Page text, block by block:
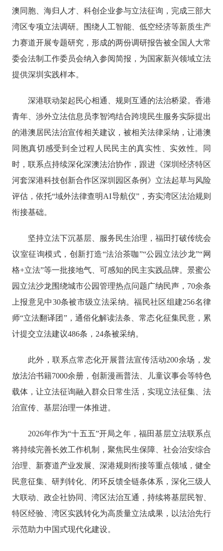
澳同胞、海归人才、科创企业参与立法征询，完成三部大
湾区专项立法调研。围绕人工智能、低空经济等新质生产
力赛道开展专题研究，形成的两份调研报告被全国人大常
委会法制工作委员会纳入参阅简报，为国家新兴领域立法
提供深圳实践样本。
深港联动架起民心相通、规则互通的法治桥梁。香港
青年、涉外立法信息员李智鸿结合跨境民生服务实际提出
的港澳居民法治宣传相关建议，被相关法律采纳，让港澳
同胞真切感受到全过程人民民主的真实性、实效性。同
时，联系点持续深化深澳法治协作，跟进《深圳经济特区
河套深港科技创新合作区深圳园区条例》立法起草与风险
评估，依托“域外法律查明AI导航仪”，夯实湾区法治规则
衔接基础。
坚持立法下沉基层、服务民生治理，福田打破传统会
议室征询模式，创新打造“法治茶咖”“公园立法沙龙”“网
格+立法”等一批接地气、可感知的民主实践品牌。景蜜公
园立法沙龙围绕城市公园管理热点问题广纳民声，70余条
上报意见中30条被市级立法采纳。福民社区组建256名律
师“立法翻译团”，通俗化解读法条、常态化征集民意，累
计提交立法建议486条，24条被采纳。
此外，联系点常态化开展普法宣传活动200余场，发
放法治书籍7000余册，创新漫画普法、儿童议事会等特色
载体，让立法征询融入群众日常生活，实现立法征集、法
治宣传、基层治理一体推进。
2026年作为“十五五”开局之年，福田基层立法联系点
将持续完善长效工作机制，聚焦民生保障、社会治安综合
治理、新赛道产业发展、深港规则衔接等重点领域，健全
民意征集、研判转化、闭环反馈全链条体系，深化三级人
大联动、政企社协同、湾区法治互通，持续将基层民智、
特区经验、湾区实践转化为高质量立法成果，以法治先行
示范助力中国式现代化建设。